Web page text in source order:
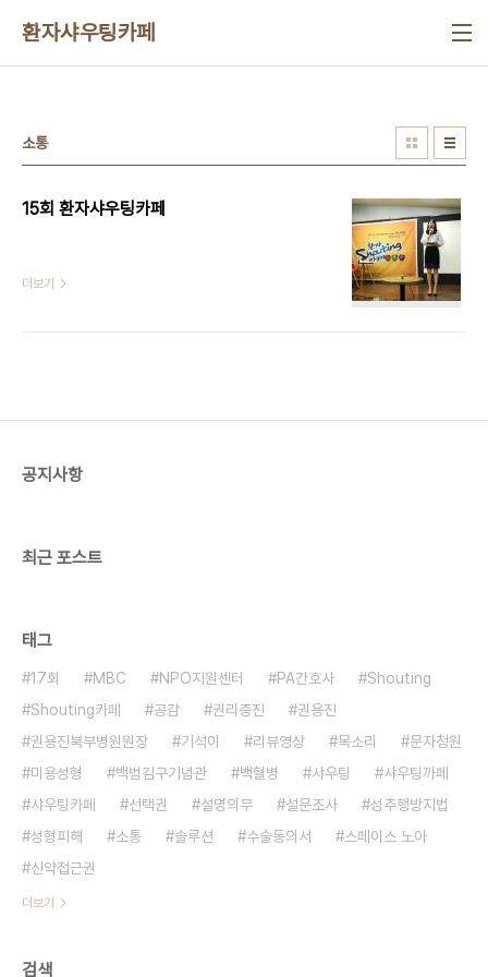
환자샤우팅카페
소통
15회 환자샤우팅카페
더보기
공지사항
최근 포스트
태그
17회 MBC NPO지원센터 PA간호사
Shouting
Shouting카페
공감 권리증진
권용진
권용진북부병원원장
기석이 리뷰영상 목소리
문자청원
미용성형
백범김구기념관 백혈병 샤우팅
샤우팅까페
샤우팅카페
선택권 설명의무 설문조사
성추행방지법
성형피해
소통 솔루션 수술동의서
스페이스 노아
신약접근권
더보기
검색